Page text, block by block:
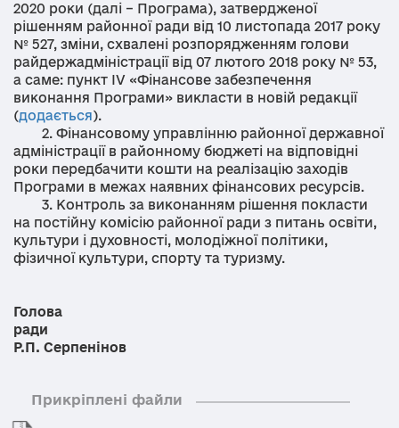
2020 роки (далі – Програма), затвердженої
рішенням районної ради від 10 листопада 2017 року
№ 527, зміни, схвалені розпорядженням голови
райдержадміністрації від 07 лютого 2018 року № 53,
а саме: пункт ІV «Фінансове забезпечення
виконання Програми» викласти в новій редакції
(додається).
2. Фінансовому управлінню районної державної
адміністрації в районному бюджеті на відповідні
роки передбачити кошти на реалізацію заходів
Програми в межах наявних фінансових ресурсів.
3. Контроль за виконанням рішення покласти
на постійну комісію районної ради з питань освіти,
культури і духовності, молодіжної політики,
фізичної культури, спорту та туризму.
Голова
Р.П. Серпенінов
Прикріплені файли